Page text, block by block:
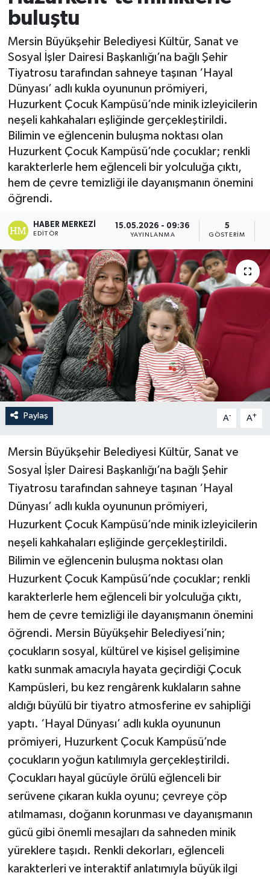
buluştu
Mersin Büyükşehir Belediyesi Kültür, Sanat ve
Sosyal İşler Dairesi Başkanlığı’na bağlı Şehir
Tiyatrosu tarafından sahneye taşınan ‘Hayal
Dünyası’ adlı kukla oyununun prömiyeri,
Huzurkent Çocuk Kampüsü’nde minik izleyicilerin
neşeli kahkahaları eşliğinde gerçekleştirildi.
Bilimin ve eğlencenin buluşma noktası olan
Huzurkent Çocuk Kampüsü’nde çocuklar; renkli
karakterlerle hem eğlenceli bir yolculuğa çıktı,
hem de çevre temizliği ile dayanışmanın önemini
öğrendi.
HABER MERKEZI
EDITÖR
15.05.2026 - 09:36
YAYINLANMA
5
GÖSTERIM
Paylaş A- A+
Mersin Büyükşehir Belediyesi Kültür, Sanat ve
Sosyal İşler Dairesi Başkanlığı’na bağlı Şehir
Tiyatrosu tarafından sahneye taşınan ‘Hayal
Dünyası’ adlı kukla oyununun prömiyeri,
Huzurkent Çocuk Kampüsü’nde minik izleyicilerin
neşeli kahkahaları eşliğinde gerçekleştirildi.
Bilimin ve eğlencenin buluşma noktası olan
Huzurkent Çocuk Kampüsü’nde çocuklar; renkli
karakterlerle hem eğlenceli bir yolculuğa çıktı,
hem de çevre temizliği ile dayanışmanın önemini
öğrendi. Mersin Büyükşehir Belediyesi’nin;
çocukların sosyal, kültürel ve kişisel gelişimine
katkı sunmak amacıyla hayata geçirdiği Çocuk
Kampüsleri, bu kez rengârenk kuklaların sahne
aldığı büyülü bir tiyatro atmosferine ev sahipliği
yaptı. ‘Hayal Dünyası’ adlı kukla oyununun
prömiyeri, Huzurkent Çocuk Kampüsü’nde
çocukların yoğun katılımıyla gerçekleştirildi.
Çocukları hayal gücüyle örülü eğlenceli bir
serüvene çıkaran kukla oyunu; çevreye çöp
atılmaması, doğanın korunması ve dayanışmanın
gücü gibi önemli mesajları da sahneden minik
yüreklere taşıdı. Renkli dekorları, eğlenceli
karakterleri ve interaktif anlatımıyla büyük ilgi